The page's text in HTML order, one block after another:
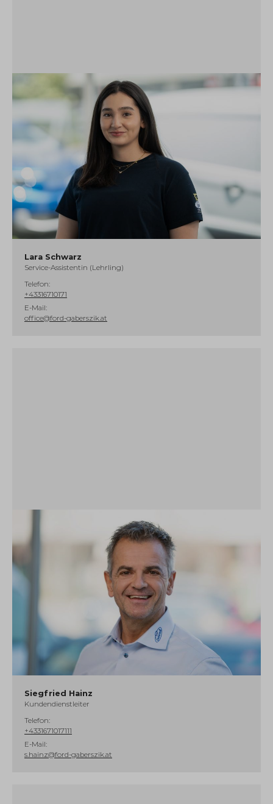
Lara Schwarz
Service-Assistentin (Lehrling)
Telefon:
+43316710171
E-Mail:
office@ford-gaberszik.at
Siegfried Hainz
Kundendienstleiter
Telefon:
+4331671017111
E-Mail:
s.hainz@ford-gaberszik.at